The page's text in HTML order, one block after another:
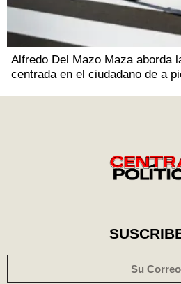
Alfredo Del Mazo Maza aborda
centrada en el ciudadano de a